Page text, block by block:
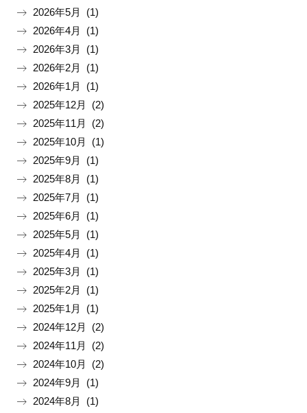
2026年5月 (1)
2026年4月 (1)
2026年3月 (1)
2026年2月 (1)
2026年1月 (1)
2025年12月 (2)
2025年11月 (2)
2025年10月 (1)
2025年9月 (1)
2025年8月 (1)
2025年7月 (1)
2025年6月 (1)
2025年5月 (1)
2025年4月 (1)
2025年3月 (1)
2025年2月 (1)
2025年1月 (1)
2024年12月 (2)
2024年11月 (2)
2024年10月 (2)
2024年9月 (1)
2024年8月 (1)